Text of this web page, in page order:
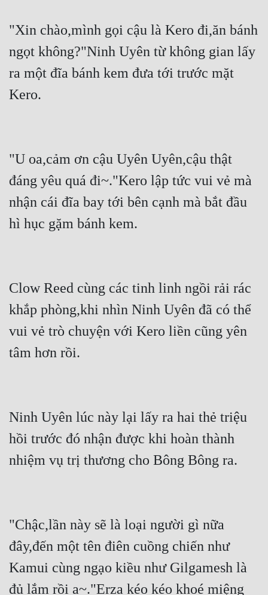
"Xin chào,mình gọi cậu là Kero đi,ăn bánh
ngọt không?"Ninh Uyên từ không gian lấy
ra một đĩa bánh kem đưa tới trước mặt
Kero.
"U oa,cảm ơn cậu Uyên Uyên,cậu thật
đáng yêu quá đi~."Kero lập tức vui vẻ mà
nhận cái đĩa bay tới bên cạnh mà bắt đầu
hì hục gặm bánh kem.
Clow Reed cùng các tinh linh ngồi rải rác
khắp phòng,khi nhìn Ninh Uyên đã có thể
vui vẻ trò chuyện với Kero liền cũng yên
tâm hơn rồi.
Ninh Uyên lúc này lại lấy ra hai thẻ triệu
hồi trước đó nhận được khi hoàn thành
nhiệm vụ trị thương cho Bông Bông ra.
"Chậc,lần này sẽ là loại người gì nữa
đây,đến một tên điên cuồng chiến như
Kamui cùng ngạo kiều như Gilgamesh là
đủ lắm rồi a~."Erza kéo kéo khoé miệng